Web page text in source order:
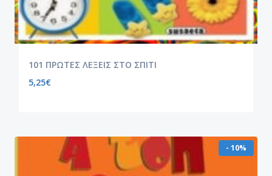
101 ΠΡΩΤΕΣ ΛΕΞΕΙΣ ΣΤΟ ΣΠΙΤΙ
5,25€
- 10%